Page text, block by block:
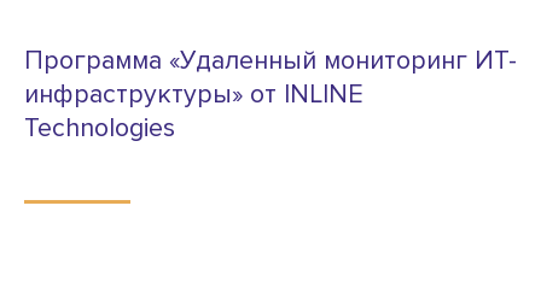
Программа «Удаленный мониторинг ИТ-
инфраструктуры» от INLINE
Technologies